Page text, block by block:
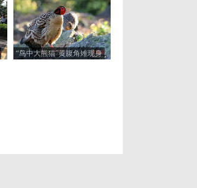
“鸟中大熊猫”黄腹角雉现身